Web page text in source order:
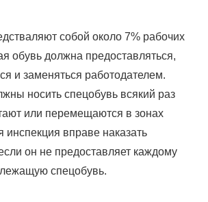
собой около 7% рабочих
обувь должна предоставляться,
и заменяться работодателем.
носить спецобувь всякий раз
или перемещаются в зонах
инспекция вправе наказать
он не предоставляет каждому
спецобувь.